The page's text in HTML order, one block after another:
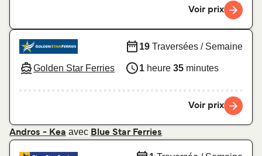
Voir prix
Golden Star Ferries
19 Traversées / Semaine
1 heure 35 minutes
Voir prix
Andros - Kea avec Blue Star Ferries